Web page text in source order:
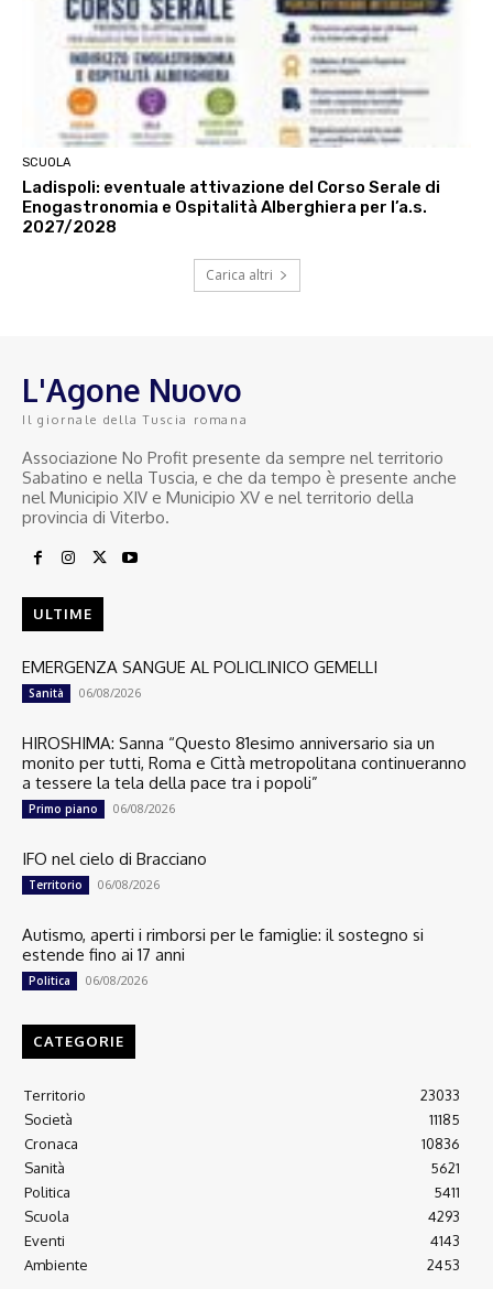
SCUOLA
Ladispoli: eventuale attivazione del Corso Serale di
Enogastronomia e Ospitalità Alberghiera per l’a.s.
2027/2028
Carica altri
L'Agone Nuovo
Il giornale della Tuscia romana
Associazione No Profit presente da sempre nel territorio
Sabatino e nella Tuscia, e che da tempo è presente anche
nel Municipio XIV e Municipio XV e nel territorio della
provincia di Viterbo.
ULTIME
EMERGENZA SANGUE AL POLICLINICO GEMELLI
Sanità 06/08/2026
HIROSHIMA: Sanna “Questo 81esimo anniversario sia un
monito per tutti, Roma e Città metropolitana continueranno
a tessere la tela della pace tra i popoli”
Primo piano 06/08/2026
IFO nel cielo di Bracciano
Territorio 06/08/2026
Autismo, aperti i rimborsi per le famiglie: il sostegno si
estende fino ai 17 anni
Politica 06/08/2026
CATEGORIE
Territorio
23033
Società
11185
Cronaca
10836
Sanità
5621
Politica
5411
Scuola
4293
Eventi
4143
Ambiente
2453